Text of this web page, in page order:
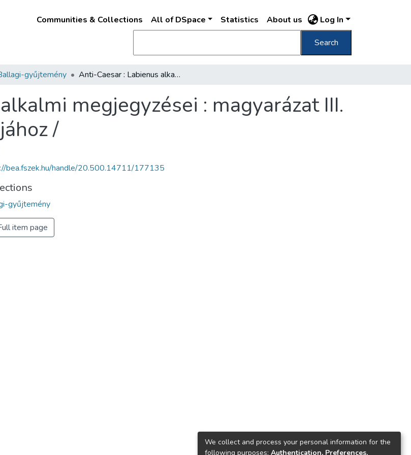
Communities & Collections All of DSpace Statistics About us Log In
Search
gyűjtemény Anti-Caesar : Labienus alkalmi megjegyzései : magyarázat III. Napoleon Julius Caesarjához /
megjegyzései : magyarázat III.
/
bea.fszek.hu/handle/20.500.14711/177135
gyűjtemény
item page
We collect and process your personal information for the
following purposes: Authentication, Preferences,